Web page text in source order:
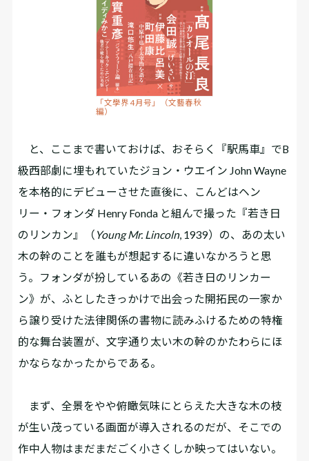
「文學界 4月号」（文藝春秋
編）
と、ここまで書いておけば、おそらく『駅馬車』でB
級西部劇に埋もれていたジョン・ウエイン John Wayne
を本格的にデビューさせた直後に、こんどはヘン
リー・フォンダ Henry Fonda と組んで撮った『若き日
のリンカン』（ Young Mr. Lincoln, 1939）の、あの太い
木の幹のことを誰もが想起するに違いなかろうと思
う。フォンダが扮しているあの《若き日のリンカー
ン》が、ふとしたきっかけで出会った開拓民の一家か
ら譲り受けた法律関係の書物に読みふけるための特権
的な舞台装置が、文字通り太い木の幹のかたわらにほ
かならなかったからである。
まず、全景をやや俯瞰気味にとらえた大きな木の枝
が生い茂っている画面が導入されるのだが、そこでの
作中人物はまだまだごく小さくしか映ってはいない。